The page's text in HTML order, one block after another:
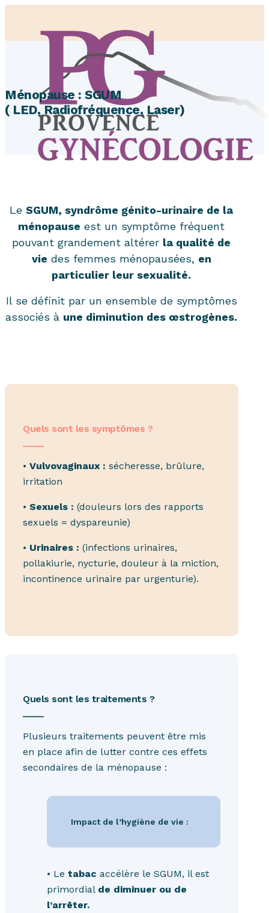
Ménopause : SGUM
( LED, Radiofréquence, Laser)
LeSGUM, syndrôme génito-urinaire de la
ménopause est un symptôme fréquent
pouvant grandement altérer la qualité de
vie des femmes ménopausées, en
particulier leur sexualité.
Il se définit par un ensemble de symptômes
associés à une diminution des œstrogènes.
Quels sont les symptômes ?
• Vulvovaginaux : sécheresse, brûlure,
irritation
• Sexuels : (douleurs lors des rapports
sexuels = dyspareunie)
• Urinaires : (infections urinaires,
pollakiurie, nycturie, douleur à la miction,
incontinence urinaire par urgenturie).
Quels sont les traitements ?
Plusieurs traitements peuvent être mis
en place afin de lutter contre ces effets
secondaires de la ménopause :
Impact de l’hygiène de vie :
• Le tabac accélère le SGUM, il est
primordial de diminuer ou de
l’arrêter.